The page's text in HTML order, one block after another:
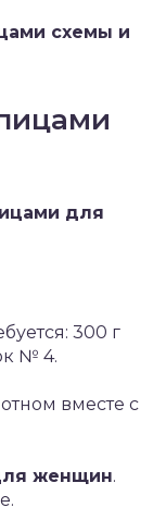
схемы и
для
300 г
№ 4.
вместе с
женщин.